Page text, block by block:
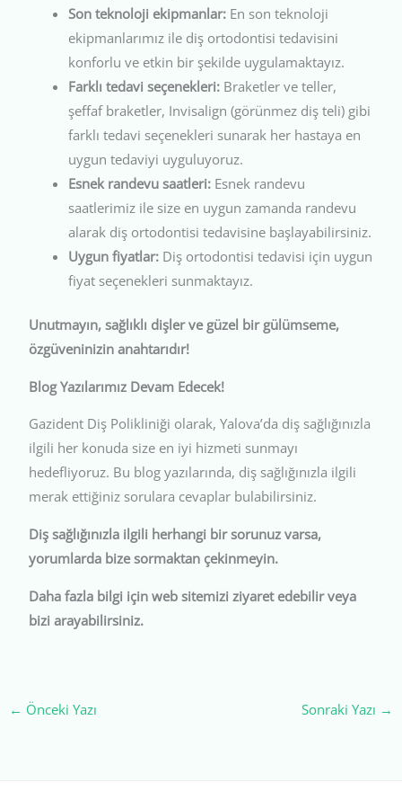
Son teknoloji ekipmanlar: En son teknoloji
ekipmanlarımız ile diş ortodontisi tedavisini
konforlu ve etkin bir şekilde uygulamaktayız.
Farklı tedavi seçenekleri: Braketler ve teller,
şeffaf braketler, Invisalign (görünmez diş teli) gibi
farklı tedavi seçenekleri sunarak her hastaya en
uygun tedaviyi uyguluyoruz.
Esnek randevu saatleri: Esnek randevu
saatlerimiz ile size en uygun zamanda randevu
alarak diş ortodontisi tedavisine başlayabilirsiniz.
Uygun fiyatlar: Diş ortodontisi tedavisi için uygun
fiyat seçenekleri sunmaktayız.
Unutmayın, sağlıklı dişler ve güzel bir gülümseme,
özgüveninizin anahtarıdır!
Blog Yazılarımız Devam Edecek!
Gazident Diş Polikliniği olarak, Yalova’da diş sağlığınızla
ilgili her konuda size en iyi hizmeti sunmayı
hedefliyoruz. Bu blog yazılarında, diş sağlığınızla ilgili
merak ettiğiniz sorulara cevaplar bulabilirsiniz.
Diş sağlığınızla ilgili herhangi bir sorunuz varsa,
yorumlarda bize sormaktan çekinmeyin.
Daha fazla bilgi için web sitemizi ziyaret edebilir veya
bizi arayabilirsiniz.
← Önceki Yazı Sonraki Yazı →